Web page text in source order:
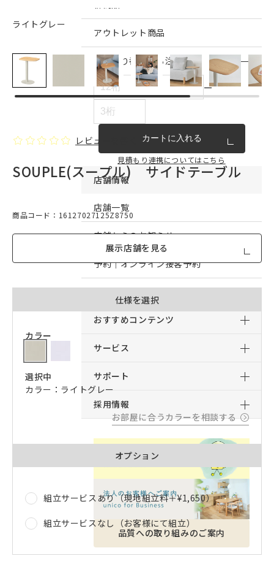
アウトレット商品
見積もり番号から注文する
ー
カートに入れる
見積もり連携についてはこちら
店舗情報
店舗一覧
店舗からのお知らせ
予約｜オンライン接客予約
おすすめコンテンツ
サービス
サポート
採用情報
品質への取り組みのご案内
ライトグレー
レビューを書く
SOUPLE(スープル) サイドテーブル
商品コード：16127027125Z8750
展示店舗を見る
仕様を選択
カラー
選択中
カラー：ライトグレー
お部屋に合うカラーを相談する
オプション
組立サービスあり（現地組立料＋¥1,650）
組立サービスなし（お客様にて組立）